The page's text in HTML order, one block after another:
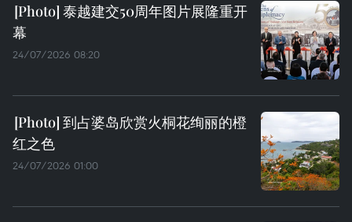
泰越建交50周年图片展隆重开
幕
24/07/2026 08:20
到占婆岛欣赏火桐花绚丽的橙
红之色
24/07/2026 01:00